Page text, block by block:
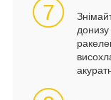
7